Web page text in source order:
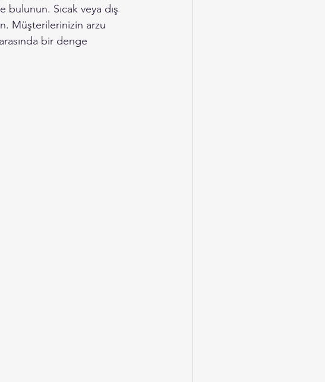
bulunun. Sıcak veya dış
Müşterilerinizin arzu
bir denge